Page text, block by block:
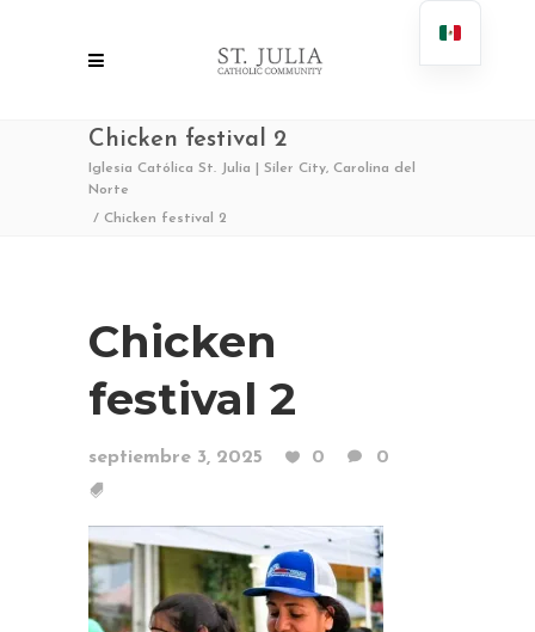
Chicken festival 2
Iglesia Católica St. Julia | Siler City, Carolina del
Norte
/ Chicken festival 2
Chicken
festival 2
septiembre 3, 2025 0 0